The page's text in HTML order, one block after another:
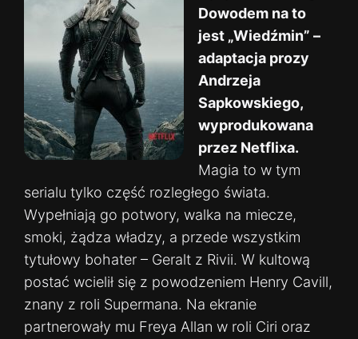
Dowodem na to
jest „Wiedźmin” –
adaptacja prozy
Andrzeja
Sapkowskiego,
wyprodukowana
przez Netflixa.
Magia to w tym
serialu tylko część rozległego świata.
Wypełniają go potwory, walka na miecze,
smoki, żądza władzy, a przede wszystkim
tytułowy bohater – Geralt z Rivii. W kultową
postać wcielił się z powodzeniem Henry Cavill,
znany z roli Supermana. Na ekranie
partnerowały mu Freya Allan w roli Ciri oraz